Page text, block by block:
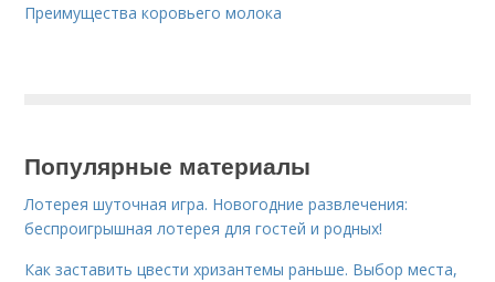
Преимущества коровьего молока
Популярные материалы
Лотерея шуточная игра. Новогодние развлечения:
беспроигрышная лотерея для гостей и родных!
Как заставить цвести хризантемы раньше. Выбор места,